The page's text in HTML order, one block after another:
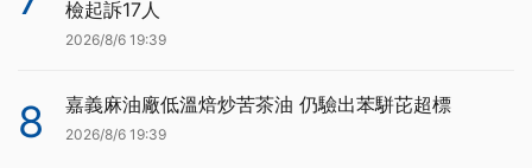
檢起訴17人
2026/8/6 19:39
8 嘉義麻油廠低溫焙炒苦茶油 仍驗出苯駢芘超標
2026/8/6 19:39